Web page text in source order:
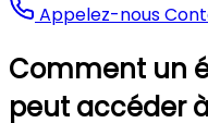
Appelez-nous
Comment un
peut accéder